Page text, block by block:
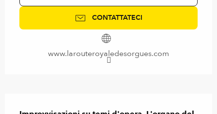
CONTATTATECI
www.larouteroyaledesorgues.com